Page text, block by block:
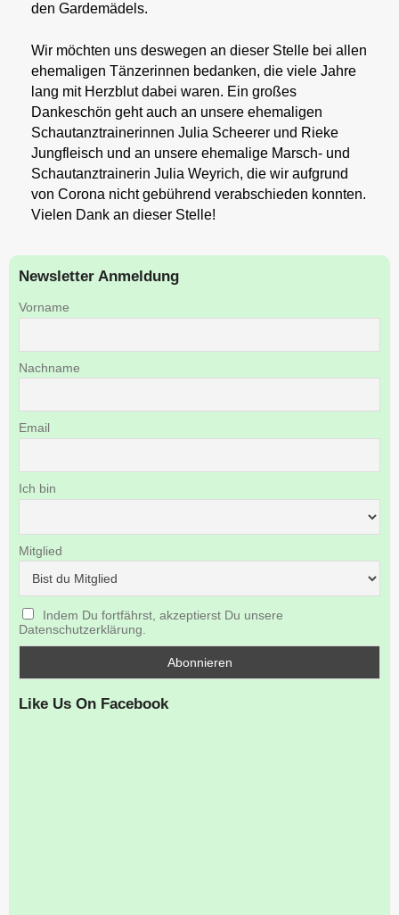
den Gardemädels.
Wir möchten uns deswegen an dieser Stelle bei allen
ehemaligen Tänzerinnen bedanken, die viele Jahre
lang mit Herzblut dabei waren. Ein großes
Dankeschön geht auch an unsere ehemaligen
Schautanztrainerinnen Julia Scheerer und Rieke
Jungfleisch und an unsere ehemalige Marsch- und
Schautanztrainerin Julia Weyrich, die wir aufgrund
von Corona nicht gebührend verabschieden konnten.
Vielen Dank an dieser Stelle!
Newsletter Anmeldung
Vorname
Nachname
Email
Ich bin
Mitglied
Indem Du fortfährst, akzeptierst Du unsere
Datenschutzerklärung.
Like Us On Facebook